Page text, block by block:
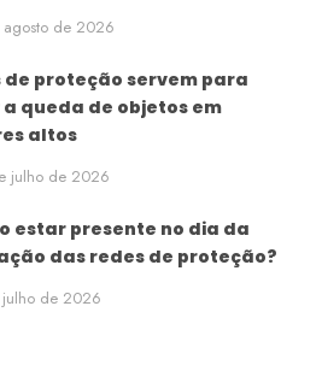
de 2026
de proteção servem para
queda de objetos em
altos
julho de 2026
estar presente no dia da
das redes de proteção?
de 2026